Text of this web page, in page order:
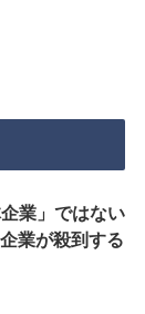
業」ではない
業が殺到する